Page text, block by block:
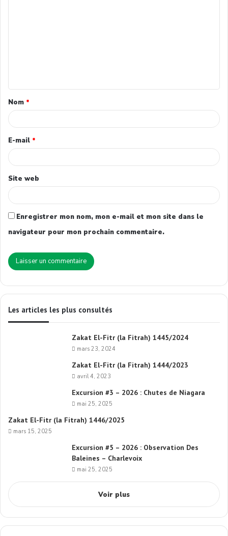
Nom *
E-mail *
Site web
Enregistrer mon nom, mon e-mail et mon site dans le
navigateur pour mon prochain commentaire.
Les articles les plus consultés
Zakat El-Fitr (la Fitrah) 1445/2024
mars 23, 2024
Zakat El-Fitr (la Fitrah) 1444/2023
avril 4, 2023
Excursion #3 – 2026 : Chutes de Niagara
mai 25, 2025
Zakat El-Fitr (la Fitrah) 1446/2025
mars 15, 2025
Excursion #5 – 2026 : Observation Des
Baleines – Charlevoix
mai 25, 2025
Voir plus